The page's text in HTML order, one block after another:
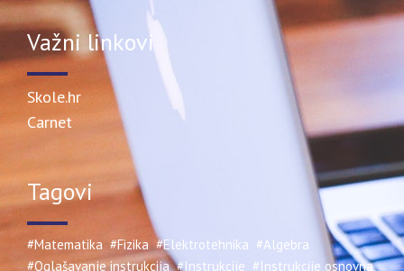
Važni linkovi
Skole.hr
Carnet
Tagovi
#Matematika #Fizika #Elektrotehnika #Algebra
#Oglašavanje instrukcija #Instrukcije #Instrukcije osnovna